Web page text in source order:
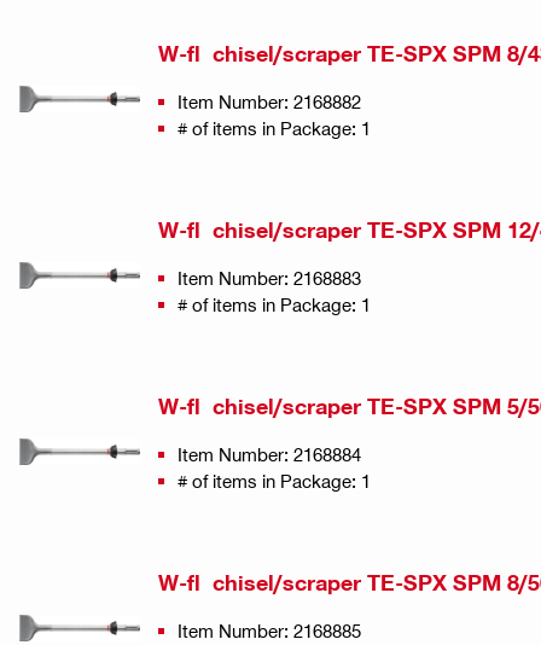
W-fl chisel/scraper TE-SPX SPM 8/
Item Number: 2168882
# of items in Package: 1
W-fl chisel/scraper TE-SPX SPM
Item Number: 2168883
# of items in Package: 1
W-fl chisel/scraper TE-SPX SPM 5/
Item Number: 2168884
# of items in Package: 1
W-fl chisel/scraper TE-SPX SPM 8/
Item Number: 2168885